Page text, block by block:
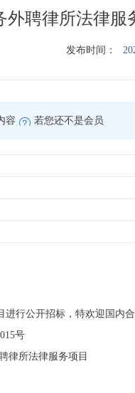
外聘律所法律
发布时间：
容 若您还不是会员
行公开招标，特欢迎国内
号
律所法律服务项目